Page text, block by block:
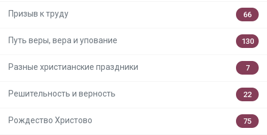
Призыв к труду 66
Путь веры, вера и упование 130
Разные христианские праздники 7
Решительность и верность 22
Рождество Христово 75